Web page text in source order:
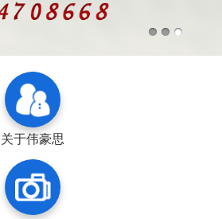
关于伟豪思